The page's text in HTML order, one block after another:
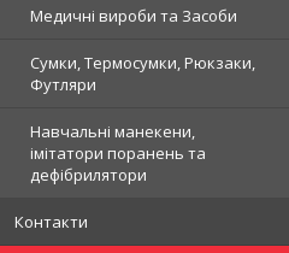
Медичні вироби та Засоби
Сумки, Термосумки, Рюкзаки,
Футляри
Навчальні манекени,
імітатори поранень та
дефібрилятори
Контакти